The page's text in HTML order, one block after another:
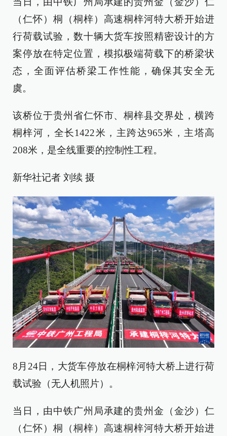
（仁怀）桐（桐梓）高速桐梓河特大桥开始进
行荷载试验，数十辆大货车按照精密设计的方
案停放在特定位置，模拟极端荷载下的桥梁状
态，全面评估桥梁工作性能，确保其安全无
虞。
该桥位于贵州省仁怀市、桐梓县交界处，横跨
桐梓河，全长1422米，主跨达965米，主塔高
208米，是全线重要的控制性工程。
新华社记者 刘续 摄
8月24日，大货车停放在桐梓河特大桥上进行荷
载试验（无人机照片）。
当日，由中铁广州局承建的贵州金（金沙）仁
（仁怀）桐（桐梓）高速桐梓河特大桥开始进